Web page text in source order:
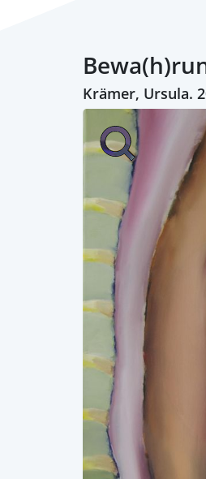
Krämer, Ursula.